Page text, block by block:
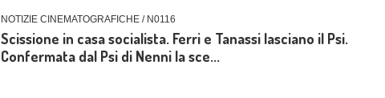
NOTIZIE CINEMATOGRAFICHE / N0116
Scissione in casa socialista. Ferri e Tanassi lasciano il Psi.
Confermata dal Psi di Nenni la sce...